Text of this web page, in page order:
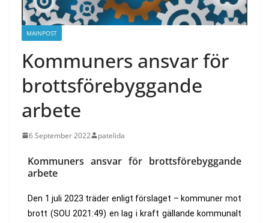
MAINPOST
Kommuners ansvar för
brottsförebyggande
arbete
6 September 2022 patelida
Kommuners ansvar för brottsförebyggande
arbete
Den 1 juli 2023 träder enligt förslaget – kommuner mot
brott (SOU 2021:49) en lag i kraft gällande kommunalt